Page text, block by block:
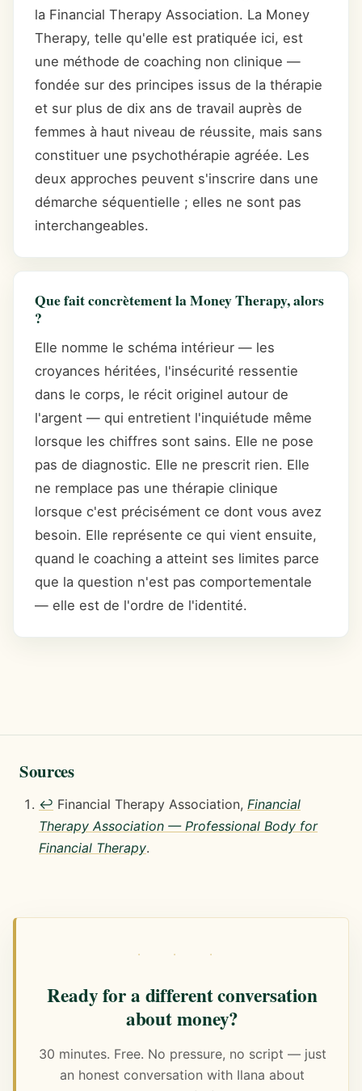
la Financial Therapy Association. La Money
Therapy, telle qu'elle est pratiquée ici, est
une méthode de coaching non clinique —
fondée sur des principes issus de la thérapie
et sur plus de dix ans de travail auprès de
femmes à haut niveau de réussite, mais sans
constituer une psychothérapie agréée. Les
deux approches peuvent s'inscrire dans une
démarche séquentielle ; elles ne sont pas
interchangeables.
Que fait concrètement la Money Therapy, alors
?
Elle nomme le schéma intérieur — les
croyances héritées, l'insécurité ressentie
dans le corps, le récit originel autour de
l'argent — qui entretient l'inquiétude même
lorsque les chiffres sont sains. Elle ne pose
pas de diagnostic. Elle ne prescrit rien. Elle
ne remplace pas une thérapie clinique
lorsque c'est précisément ce dont vous avez
besoin. Elle représente ce qui vient ensuite,
quand le coaching a atteint ses limites parce
que la question n'est pas comportementale
— elle est de l'ordre de l'identité.
Sources
↩ Financial Therapy Association, Financial
Therapy Association — Professional Body for
Financial Therapy.
· · ·
Ready for a different conversation
about money?
30 minutes. Free. No pressure, no script — just
an honest conversation with Ilana about